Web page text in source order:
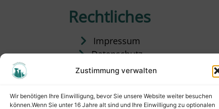
Zustimmung verwalten
Wir benötigen Ihre Einwilligung, bevor Sie unsere Website weiter besuchen
können.Wenn Sie unter 16 Jahre alt sind und Ihre Einwilligung zu optionalen
Rechtliches
Impressum
Datenschutz
Satzung